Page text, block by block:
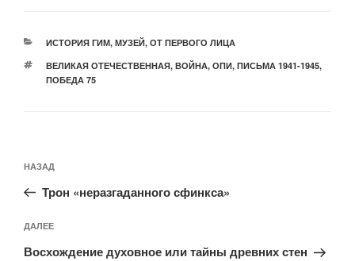
РУБРИКИ
ИСТОРИЯ ГИМ, МУЗЕЙ, ОТ ПЕРВОГО ЛИЦА
МЕТКИ
ВЕЛИКАЯ ОТЕЧЕСТВЕННАЯ, ВОЙНА, ОПИ, ПИСЬМА 1941-1945,
ПОБЕДА 75
по
записям
Предыдущая
запись:
НАЗАД
Трон «неразгаданного сфинкса»
Следующая
запись
ДАЛЕЕ
Восхождение духовное или тайны древних стен